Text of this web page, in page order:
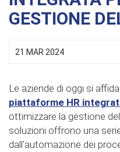
GESTIONE
21 MAR 2024
Le aziende di oggi si
piattaforme HR
ottimizzare la gestione
soluzioni offrono una
dall'automazione dei